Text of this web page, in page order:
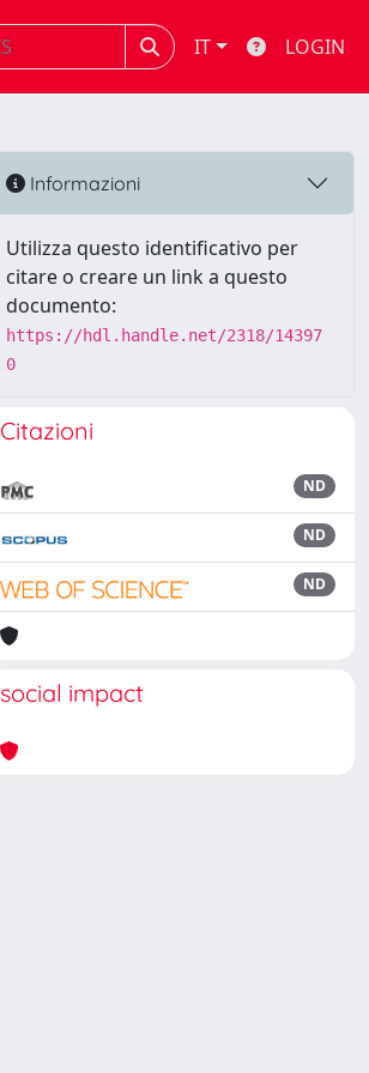
IT LOGIN
Informazioni
Utilizza questo identificativo per
citare o creare un link a questo
documento:
https://hdl.handle.net/2318/14397
0
Citazioni
ND
ND
ND
social impact